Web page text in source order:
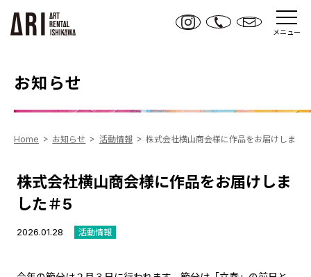
メニュー
お知らせ
Home お知らせ 活動情報 株式会社横山商会様に作品をお届けしまし
株式会社横山商会様に作品をお届けしま
した＃5
2026.01.28 活動情報